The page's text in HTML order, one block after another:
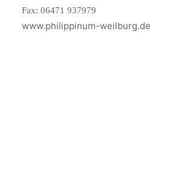
Fax: 06471 937979
www.philippinum-weilburg.de